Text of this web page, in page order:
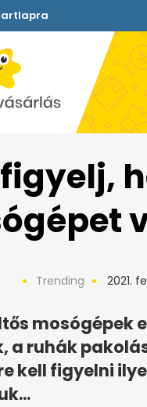
figyelj,
Trending 2021.
mosógépek
a ruhák
kell figyelni